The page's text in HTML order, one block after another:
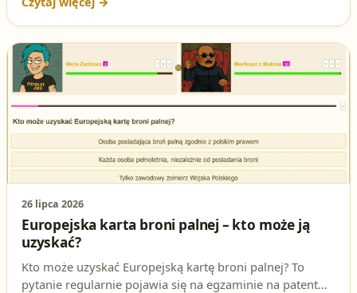
tylko poznasz odpowiedź, ale także dowiesz się, dlaczego
warto regularnie sprawdzać swoją wiedzę przed
egzaminem.
26 lipca 2026
Europejska karta broni palnej – kto może ją
uzyskać?
Kto może uzyskać Europejską kartę broni palnej? To
pytanie regularnie pojawia się na egzaminie na patent